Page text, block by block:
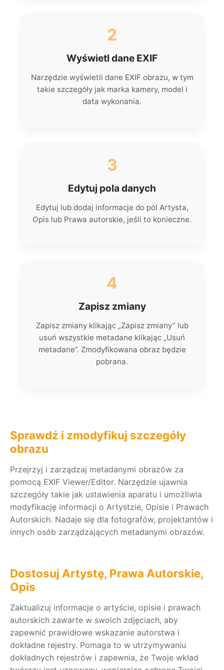
2
Wyświetl dane EXIF
Narzędzie wyświetli dane EXIF obrazu, w tym
takie szczegóły jak marka kamery, model i
data wykonania.
3
Edytuj pola danych
Edytuj lub dodaj informacje do pól Artysta,
Opis lub Prawa autorskie, jeśli to konieczne.
4
Zapisz zmiany
Zapisz zmiany klikając „Zapisz zmiany” lub
usuń wszystkie metadane klikając „Usuń
metadane”. Zmodyfikowana obraz będzie
pobrana.
Sprawdź i zmodyfikuj szczegóły
obrazu
Przejrzyj i zarządzaj metadanymi obrazów za
pomocą EXIF Viewer/Editor. Narzędzie ujawnia
szczegóły takie jak ustawienia aparatu i umożliwia
modyfikację informacji o Artystzie, Opisie i Prawach
Autorskich. Nadaje się dla fotografów, projektantów i
innych osób zarządzających metadanymi obrazów.
Dostosuj Artystę, Prawa Autorskie,
Opis
Zaktualizuj informacje o artyście, opisie i prawach
autorskich zawarte w swoich zdjęciach, aby
zapewnić prawidłowe wskazanie autorstwa i
dokładne rejestry. Pomaga to w utrzymywaniu
dokładnych rejestrów i zapewnia, że Twoje wkład